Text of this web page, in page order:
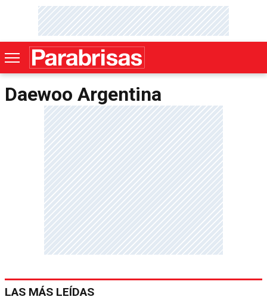
Daewoo Argentina
LAS MÁS LEÍDAS